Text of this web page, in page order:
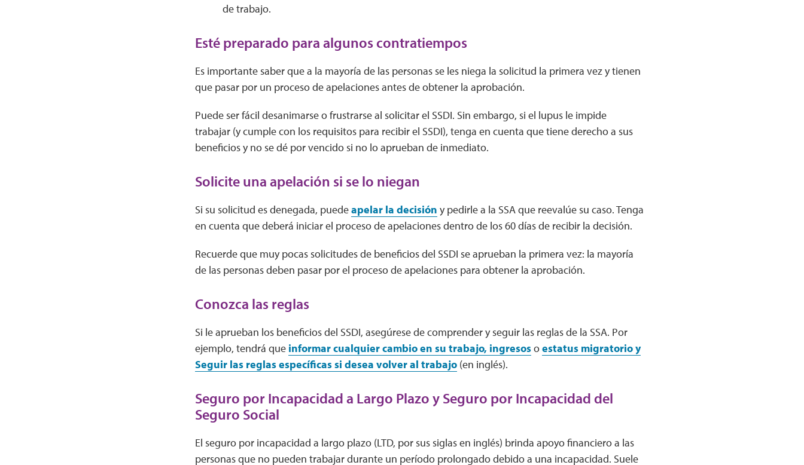
de trabajo.
Esté preparado para algunos contratiempos
Es importante saber que a la mayoría de las personas se les niega la solicitud la primera vez y tienen
que pasar por un proceso de apelaciones antes de obtener la aprobación.
Puede ser fácil desanimarse o frustrarse al solicitar el SSDI. Sin embargo, si el lupus le impide
trabajar (y cumple con los requisitos para recibir el SSDI), tenga en cuenta que tiene derecho a sus
beneficios y no se dé por vencido si no lo aprueban de inmediato.
Solicite una apelación si se lo niegan
Si su solicitud es denegada, puedeapelar la decisión y pedirle a la SSA que reevalúe su caso. Tenga
en cuenta que deberá iniciar el proceso de apelaciones dentro de los 60 días de recibir la decisión.
Recuerde que muy pocas solicitudes de beneficios del SSDI se aprueban la primera vez: la mayoría
de las personas deben pasar por el proceso de apelaciones para obtener la aprobación.
Conozca las reglas
Si le aprueban los beneficios del SSDI, asegúrese de comprender y seguir las reglas de la SSA. Por
ejemplo, tendrá que informar cualquier cambio en su trabajo, ingresosoestatus migratorio y
Seguir las reglas específicas si desea volver al trabajo(en inglés).
Seguro por Incapacidad a Largo Plazo y Seguro por Incapacidad del
Seguro Social
El seguro por incapacidad a largo plazo (LTD, por sus siglas en inglés) brinda apoyo financiero a las
personas que no pueden trabajar durante un período prolongado debido a una incapacidad. Suele